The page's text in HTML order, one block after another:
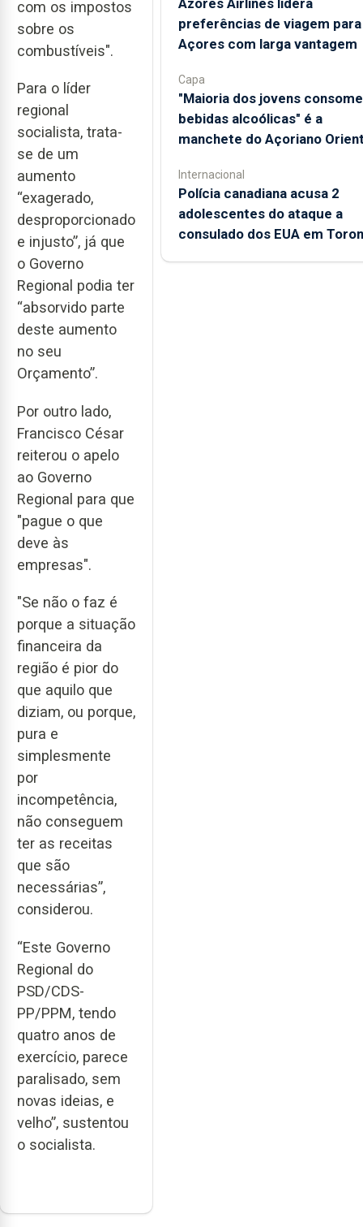
com os impostos
sobre os
combustíveis".
Para o líder
regional
socialista, trata-
se de um
aumento
“exagerado,
desproporcionado
e injusto”, já que
o Governo
Regional podia ter
“absorvido parte
deste aumento
no seu
Orçamento”.
Por outro lado,
Francisco César
reiterou o apelo
ao Governo
Regional para que
"pague o que
deve às
empresas".
"Se não o faz é
porque a situação
financeira da
região é pior do
que aquilo que
diziam, ou porque,
pura e
simplesmente
por
incompetência,
não conseguem
ter as receitas
que são
necessárias”,
considerou.
“Este Governo
Regional do
PSD/CDS-
PP/PPM, tendo
quatro anos de
exercício, parece
paralisado, sem
novas ideias, e
velho”, sustentou
o socialista.
preferências de viagem
Açores com larga vantagem
Capa
"Maioria dos jovens consome
bebidas alcoólicas" é a
manchete do Açoriano
Internacional
Polícia canadiana acusa 2
adolescentes do ataque a
consulado dos EUA em